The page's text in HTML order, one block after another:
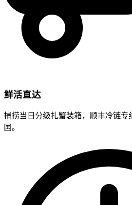
鲜活直达
捕捞当日分级扎蟹装箱，顺丰冷链专
国。